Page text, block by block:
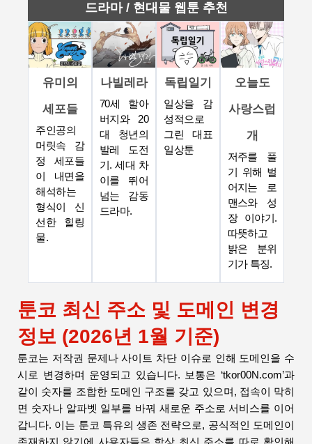
드라마 / 현대물 웹툰 추천
유미의
세포들
주인공의
머릿속 감
정 세포들
이 내면을
해석하는
형식이 신
선한 힐링
물.
나빌레라
70세 할아
버지와 20
대 청년의
발레 도전
기. 세대 차
이를 뛰어
넘는 감동
드라마.
독립일기
일상을 감
성적으로
그린 대표
일상툰
오늘도
사랑스럽
개
저주를 풀
기 위해 벌
어지는 로
맨스와 성
장 이야기.
따뜻하고
밝은 분위
기가 특징.
툰코 최신 주소 및 도메인 변경
정보 (2026년 1월 기준)
툰코는 저작권 문제나 사이트 차단 이슈로 인해 도메인을 수
시로 변경하며 운영되고 있습니다. 보통은 ‘tkor00N.com’과
같이 숫자를 조합한 도메인 구조를 갖고 있으며, 접속이 막히
면 숫자나 알파벳 일부를 바꿔 새로운 주소로 서비스를 이어
갑니다. 이는 툰코 특유의 생존 전략으로, 공식적인 도메인이
존재하지 않기에 사용자들은 항상 최신 주소를 따로 확인해